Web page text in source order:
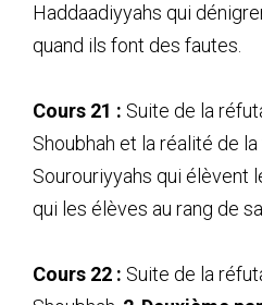
Haddaadiyyahs qui
quand ils font des fautes.
Cours 21 : Suite de la
Shoubhah et la réalité de
Sourouriyyahs qui élèvent
qui les élèves au rang de
Cours 22 : Suite de la